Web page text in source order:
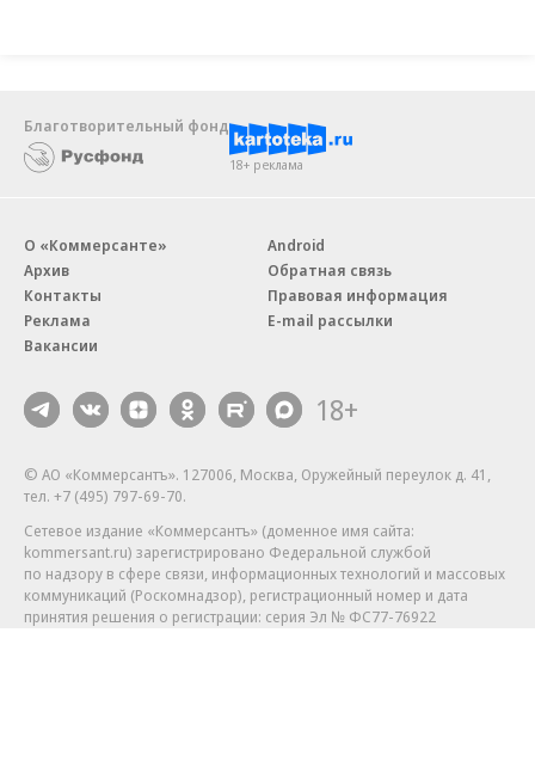
Благотворительный фонд
18+ реклама
О «Коммерсанте»
Архив
Контакты
Реклама
Вакансии
Android
Обратная связь
Правовая информация
E-mail рассылки
18+
© АО «Коммерсантъ». 127006, Москва, Оружейный переулок д. 41,
тел. +7 (495) 797-69-70.
Сетевое издание «Коммерсантъ» (доменное имя сайта:
kommersant.ru) зарегистрировано Федеральной службой
по надзору в сфере связи, информационных технологий и массовых
коммуникаций (Роскомнадзор), регистрационный номер и дата
принятия решения о регистрации: серия Эл № ФС77-76922